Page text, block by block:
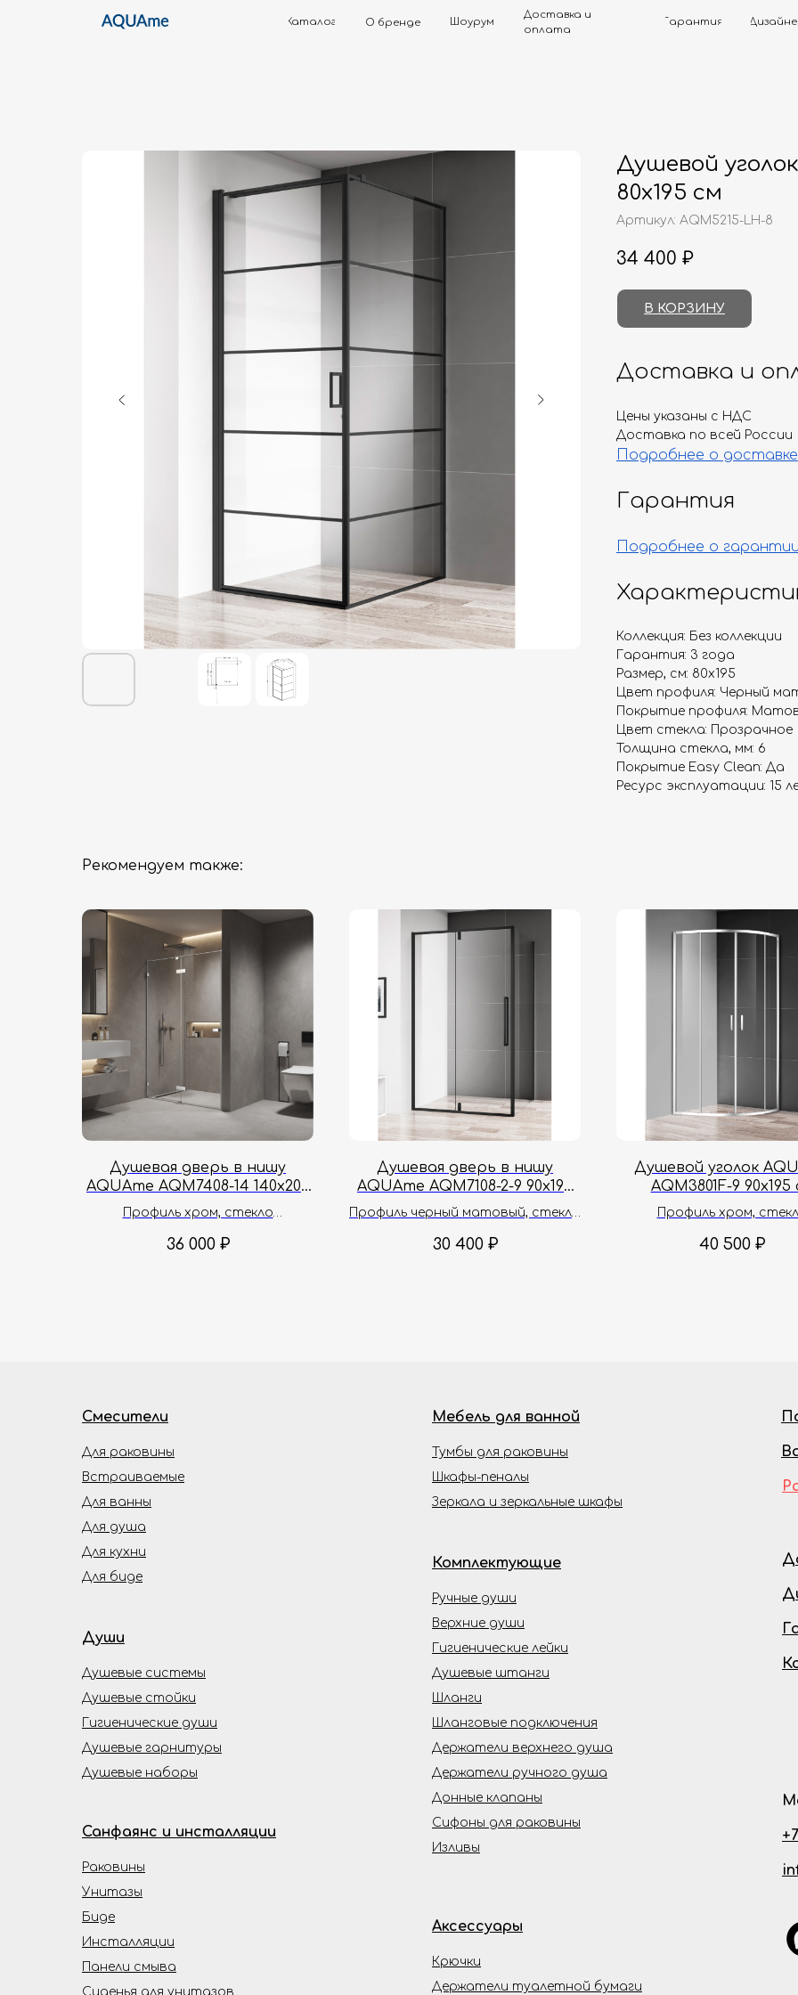
Дизайнерам
Доставка и
оплата
Шоурум
Каталог О бренде
Душевой
80х195 см
Артикул: AQM5215-LH-8
34 400 ₽
В КОРЗИНУ
Доставка и
Цены указаны с НДС
Доставка по всей России
Подробнее о доставке
Гарантия
Подробнее о гарантии
Коллекция: Без коллекции
Гарантия: 3 года
Размер, см: 80х195
Цвет профиля: Черный
Покрытие профиля:
Цвет стекла: Прозрачное
Толщина стекла, мм: 6
Покрытие Easy Clean: Да
Ресурс эксплуатации: 15
Рекомендуем также:
Душевая дверь в нишу
AQUAme AQM7408-14 140х200
Профиль хром, стекло
36 000 ₽
Душевая дверь в нишу
AQUAme AQM7108-2-9 90х195
см
Профиль черный матовый, стекло
30 400 ₽
Душевой уголок
AQM3801F-9 90х195
Профиль хром,
40 500 ₽
Смесители
Души
Душевые гарнитуры
Душевые наборы
Душевые системы
Гигиенические души
Мебель для ванной
Тумбы для раковины
Шкафы-пеналы
Зеркала и зеркальные шкафы
Держатели туалетной бумаги
Крючки
Аксессуары
Встраиваемые
Для биде
Для кухни
Для ванны
Для душа
Для раковины
Комплектующие
Ручные души
Верхние души
Гигиенические лейки
Шланги
Душевые стойки
Шланговые подключения
Инсталляции
Панели смыва
Сиденья для унитазов
Биде
Унитазы
Раковины
Санфаянс и инсталляции
Держатели верхнего душа
Держатели ручного душа
Донные клапаны
Сифоны для раковины
Изливы
Душевые штанги